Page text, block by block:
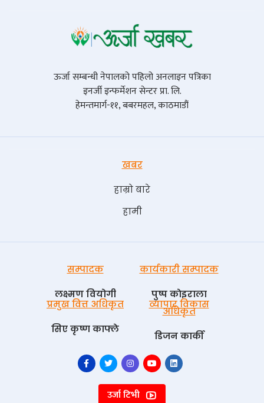
ऊर्जा सम्बन्धी नेपालको पहिलो अनलाइन पत्रिका
इनर्जी इन्फर्मेशन सेन्टर प्रा. लि.
हेमन्तमार्ग-११, बबरमहल, काठमाडौं
खबर
हाम्रो बारे
हामी
सम्पादक
लक्ष्मण वियोगी
कार्यकारी सम्पादक
पुष्प काेइराला
प्रमुख वित्त अधिकृत
सिए कृष्ण काफ्ले
व्यापार विकास
अधिकृत
डिजन कार्की
उर्जा टिभी